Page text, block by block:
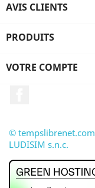
AVIS CLIENTS
PRODUITS
VOTRE COMPTE
© tempslibrenet.com
LUDISIM s.n.c.